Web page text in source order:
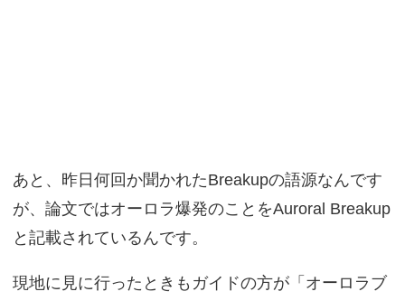
あと、昨日何回か聞かれたBreakupの語源なんです
が、論文ではオーロラ爆発のことをAuroral Breakup
と記載されているんです。
現地に見に行ったときもガイドの方が「オーロラブ